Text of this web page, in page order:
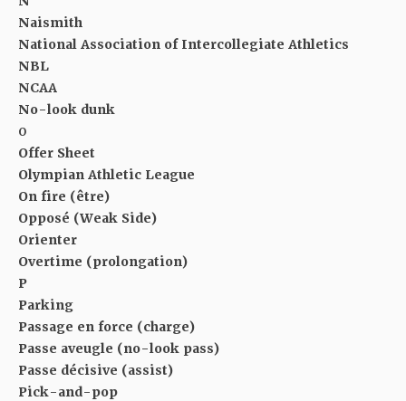
Naismith
National Association of Intercollegiate Athletics
NBL
NCAA
No-look dunk
O
Offer Sheet
Olympian Athletic League
On fire (être)
Opposé (Weak Side)
Orienter
Overtime (prolongation)
P
Parking
Passage en force (charge)
Passe aveugle (no-look pass)
Passe décisive (assist)
Pick-and-pop